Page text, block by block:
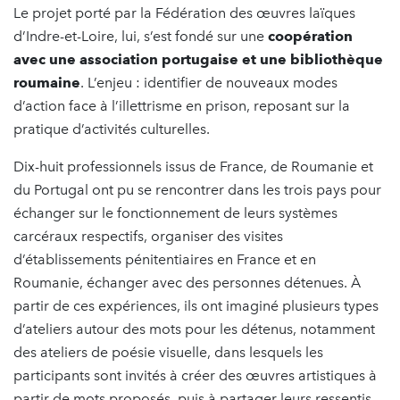
Le projet porté par la Fédération des œuvres laïques
d’Indre-et-Loire, lui, s’est fondé sur une coopération
avec une association portugaise et une bibliothèque
roumaine. L’enjeu : identifier de nouveaux modes
d’action face à l’illettrisme en prison, reposant sur la
pratique d’activités culturelles.
Dix-huit professionnels issus de France, de Roumanie et
du Portugal ont pu se rencontrer dans les trois pays pour
échanger sur le fonctionnement de leurs systèmes
carcéraux respectifs, organiser des visites
d’établissements pénitentiaires en France et en
Roumanie, échanger avec des personnes détenues. À
partir de ces expériences, ils ont imaginé plusieurs types
d’ateliers autour des mots pour les détenus, notamment
des ateliers de poésie visuelle, dans lesquels les
participants sont invités à créer des œuvres artistiques à